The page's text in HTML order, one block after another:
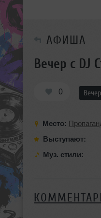
АФИША
Вечер с DJ
0
Место:
Выступают:
Муз. стили: